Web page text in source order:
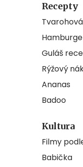
Recepty
Guláš
Rýžový
Ananas
Badoo
Kultura
Filmy
Babička